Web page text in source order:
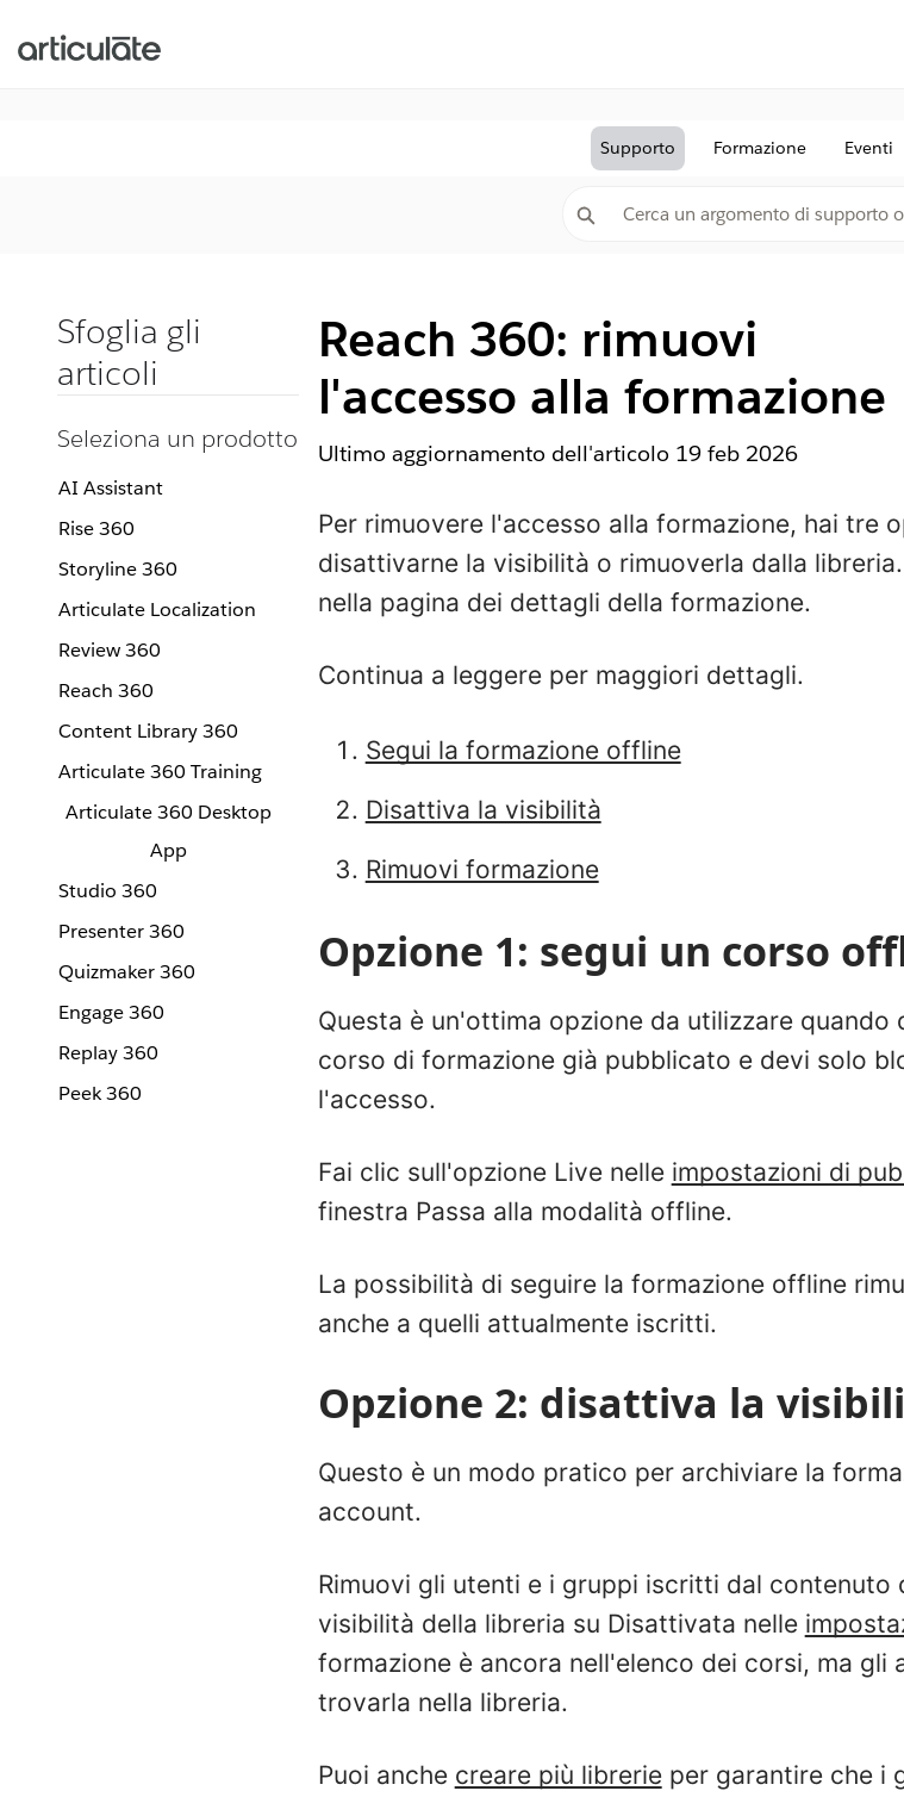
Supporto Formazione Eventi
Sfoglia gli
articoli
Seleziona un prodotto
AI Assistant
Rise 360
Storyline 360
Articulate Localization
Review 360
Reach 360
Content Library 360
Articulate 360 Training
Articulate 360 Desktop
App
Studio 360
Presenter 360
Quizmaker 360
Engage 360
Replay 360
Peek 360
Reach 360: rimuovi
l'accesso alla formazione
Ultimo aggiornamento dell'articolo 19 feb 2026
Per rimuovere l'accesso alla formazione, hai tre
disattivarne la visibilità o rimuoverla dalla
nella pagina dei dettagli della formazione.
Continua a leggere per maggiori dettagli.
Segui la formazione offline
Disattiva la visibilità
Rimuovi formazione
Opzione 1: segui un corso
Questa è un'ottima opzione da utilizzare
corso di formazione già pubblicato e devi solo
l'accesso.
Fai clic sull'opzione Live nelle impostazioni di
finestra Passa alla modalità offline.
La possibilità di seguire la formazione offline
anche a quelli attualmente iscritti.
Opzione 2: disattiva la
Questo è un modo pratico per archiviare la
account.
Rimuovi gli utenti e i gruppi iscritti dal contenuto
visibilità della libreria su Disattivata nelle
formazione è ancora nell'elenco dei corsi, ma gli
trovarla nella libreria.
Puoi anche creare più librerieper garantire che i